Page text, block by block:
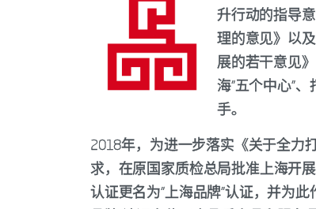
升行动的指导
理的意见》以
展的若干意见
海“五个中心”
手。
2018年，为进一步落实《关于全力
求，在原国家质检总局批准上海开
认证更名为“上海品牌”认证，并为